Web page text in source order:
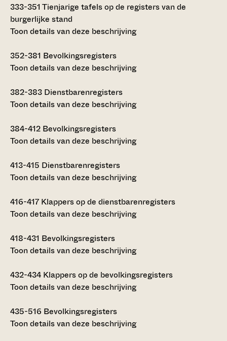
333-351 Tienjarige tafels op de registers van de
burgerlijke stand
Toon details van deze beschrijving
352-381 Bevolkingsregisters
Toon details van deze beschrijving
382-383 Dienstbarenregisters
Toon details van deze beschrijving
384-412 Bevolkingsregisters
Toon details van deze beschrijving
413-415 Dienstbarenregisters
Toon details van deze beschrijving
416-417 Klappers op de dienstbarenregisters
Toon details van deze beschrijving
418-431 Bevolkingsregisters
Toon details van deze beschrijving
432-434 Klappers op de bevolkingsregisters
Toon details van deze beschrijving
435-516 Bevolkingsregisters
Toon details van deze beschrijving